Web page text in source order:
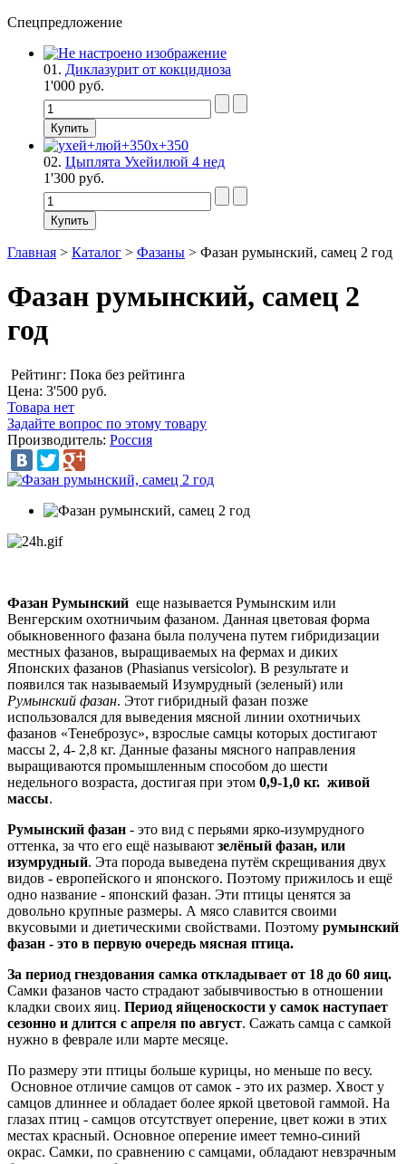
Спецпредложение
01. Диклазурит от кокцидиоза
1'000 руб.
02. Цыплята Ухейилюй 4 нед
1'300 руб.
Главная > Каталог > Фазаны > Фазан румынский, самец 2 год
Фазан румынский, самец 2
год
Рейтинг: Пока без рейтинга
Цена: 3'500 руб.
Товара нет
Задайте вопрос по этому товару
Производитель: Россия
Фазан Румынский еще называется Румынским или
Венгерским охотничьим фазаном. Данная цветовая форма
обыкновенного фазана была получена путем гибридизации
местных фазанов, выращиваемых на фермах и диких
Японских фазанов (Phasianus versicolor). В результате и
появился так называемый Изумрудный (зеленый) или
Румынский фазан. Этот гибридный фазан позже
использовался для выведения мясной линии охотничьих
фазанов «Тенеброзус», взрослые самцы которых достигают
массы 2, 4- 2,8 кг. Данные фазаны мясного направления
выращиваются промышленным способом до шести
недельного возраста, достигая при этом 0,9-1,0 кг. живой
массы.
Румынский фазан - это вид с перьями ярко-изумрудного
оттенка, за что его ещё называют зелёный фазан, или
изумрудный. Эта порода выведена путём скрещивания двух
видов - европейского и японского. Поэтому прижилось и ещё
одно название - японский фазан. Эти птицы ценятся за
довольно крупные размеры. А мясо славится своими
вкусовыми и диетическими свойствами. Поэтому румынский
фазан - это в первую очередь мясная птица.
За период гнездования самка откладывает от 18 до 60 яиц.
Самки фазанов часто страдают забывчивостью в отношении
кладки своих яиц. Период яйценоскости у самок наступает
сезонно и длится с апреля по август. Сажать самца с самкой
нужно в феврале или марте месяце.
По размеру эти птицы больше курицы, но меньше по весу.
Основное отличие самцов от самок - это их размер. Хвост у
самцов длиннее и обладает более яркой цветовой гаммой. На
глазах птиц - самцов отсутствует оперение, цвет кожи в этих
местах красный. Основное оперение имеет темно-синий
окрас. Самки, по сравнению с самцами, обладают невзрачным